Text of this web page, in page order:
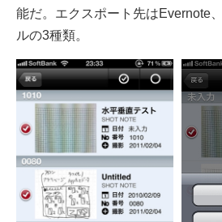
能だ。エクスポート先はEvernote
ルの3種類。